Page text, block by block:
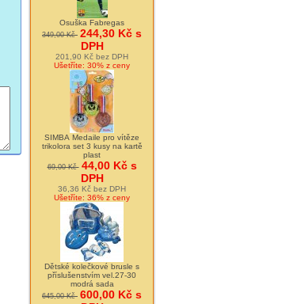
Osuška Fabregas
349,00 Kč 244,30 Kč s
DPH
201,90 Kč bez DPH
Ušetříte: 30% z ceny
SIMBA Medaile pro vítěze
trikolora set 3 kusy na kartě
plast
69,00 Kč 44,00 Kč s
DPH
36,36 Kč bez DPH
Ušetříte: 36% z ceny
Dětské kolečkové brusle s
příslušenstvím vel.27-30
modrá sada
645,00 Kč 600,00 Kč s